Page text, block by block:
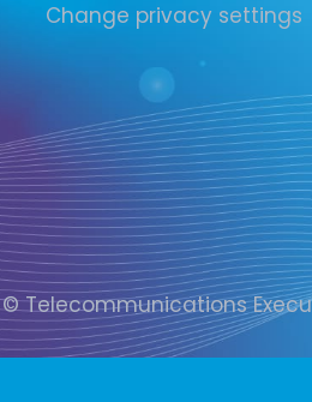
Change privacy settings
© Telecommunications